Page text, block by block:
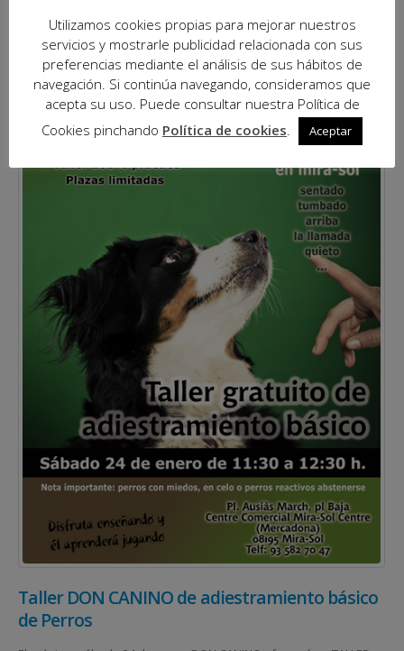
LEER MÁS...
Taller DON CANINO de adiestramiento básico
de Perros
Utilizamos cookies propias para mejorar nuestros
servicios y mostrarle publicidad relacionada con sus
preferencias mediante el análisis de sus hábitos de
navegación. Si continúa navegando, consideramos que
acepta su uso. Puede consultar nuestra Política de
Cookies pinchando Política de cookies Aceptar